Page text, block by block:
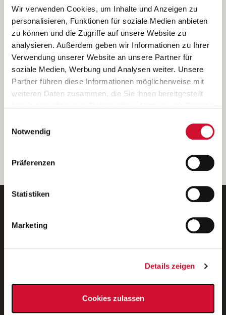
Wir verwenden Cookies, um Inhalte und Anzeigen zu
personalisieren, Funktionen für soziale Medien anbieten
zu können und die Zugriffe auf unsere Website zu
analysieren. Außerdem geben wir Informationen zu Ihrer
Verwendung unserer Website an unsere Partner für
soziale Medien, Werbung und Analysen weiter. Unsere
Partner führen diese Informationen möglicherweise mit
weiteren Daten zusammen, die Sie ihnen bereitgestellt
Wenn Sie auf „Cookies zulassen“ klicken, so stimmen
Sie der Speicherung sämtlicher Cookies zu. Sie können
Ihre Einwilligung selbstverständlich jederzeit widerrufen,
indem Sie die Cookie-Einstellungen aufrufen und diese
unserer
Notwendig
Präferenzen
Statistiken
Marketing
Details zeigen
Cookies zulassen
Ich bin damit einverstanden, dass meine personenbezogenen Daten
ausschließlich zum Zweck der Durchführung der Kontaktanfrage
verarbeitet, auf IT- Systemen der Garitz Bewirtschaftungsbetriebe
GmbH, Heinrich-von-Kleist-Straße 2, 97688 Bad Kissingen
(Betreiber) gespeichert und an die für das Stellenangebot
verantwortliche Stelle zur Kontaktaufnahme weitergegeben
werden.
Diese Einwilligungserklärung kann ich jederzeit gegenüber dem
Weitere Details können Sie der
entnehmen.
E-Mail-Adresse eintragen